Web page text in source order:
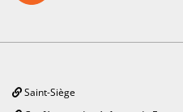
Saint-Siège